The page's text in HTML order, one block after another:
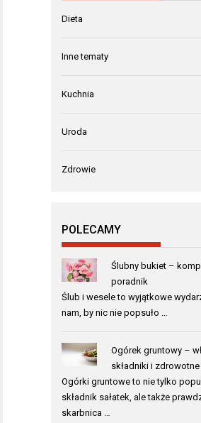
Dieta
Inne tematy
Kuchnia
Uroda
Zdrowie
POLECAMY
Ślubny bukiet –
poradnik
Ślub i wesele to wyjątkowe
nam, by nic nie popsuło …
Ogórek gruntowy –
składniki i
Ogórki gruntowe to nie tylko
składnik sałatek, ale także
skarbnica …